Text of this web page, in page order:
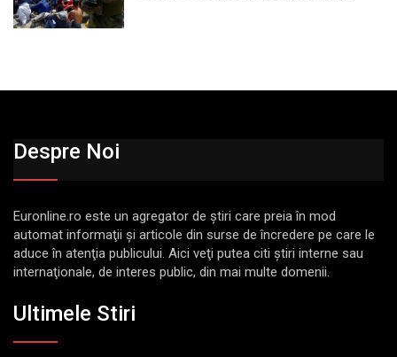
Despre Noi
Euronline.ro este un agregator de ştiri care preia în mod
automat informaţii şi articole din surse de încredere pe care le
aduce în atenţia publicului. Aici veţi putea citi ştiri interne sau
internaţionale, de interes public, din mai multe domenii.
Ultimele Stiri